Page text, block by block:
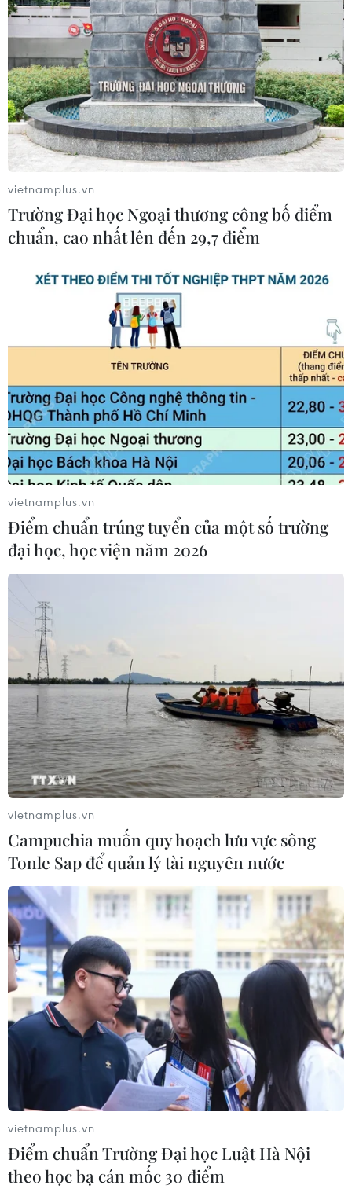
TIN CÙNG CHUYÊN MỤC
Dogo Onsen - suối nước nóng hơn
3.000 năm tuổi và những giá trị sức
Mexico phát triển trò chơi
điện tử hỗ trợ phục hồi chức năng
10/08/2026 04:37
Cộng hòa Dân chủ Congo ghi nhận
hơn 300 trẻ em tử vong do Ebola
Ớt nhập khẩu từ Mexico khiến hàng
trăm người tiêu dùng Mỹ nhiễm
khuẩn Salmonella
07/08/2026 00:43
Nước thải từ máy bay có thể giúp
phát hiện sớm nguy cơ đại dịch
06/08/2026 22:30
Italy và Hy Lạp trở thành điểm nóng
của virus Tây sông Nile
06/08/2026 13:24
WHO ghi nhận tín hiệu tích cực từ
thử nghiệm điều trị Ebola tại Congo
04/08/2026 22:42
Báo động xu hướng gia tăng người
04/08/2026 14:10
vietnamplus.vn
Trường Đại học Ngoại thương công bố điểm
chuẩn, cao nhất lên đến 29,7 điểm
vietnamplus.vn
Điểm chuẩn trúng tuyển của một số trường
đại học, học viện năm 2026
vietnamplus.vn
Campuchia muốn quy hoạch lưu vực sông
Tonle Sap để quản lý tài nguyên nước
vietnamplus.vn
Điểm chuẩn Trường Đại học Luật Hà Nội
theo học bạ cán mốc 30 điểm